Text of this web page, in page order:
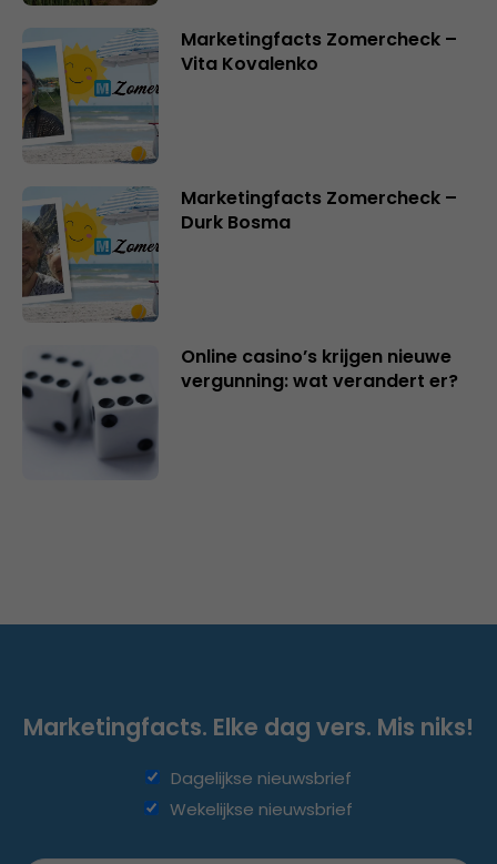
Marketingfacts Zomercheck –
Vita Kovalenko
Marketingfacts Zomercheck –
Durk Bosma
Online casino’s krijgen nieuwe
vergunning: wat verandert er?
Marketingfacts. Elke dag vers. Mis niks!
Dagelijkse nieuwsbrief
Wekelijkse nieuwsbrief